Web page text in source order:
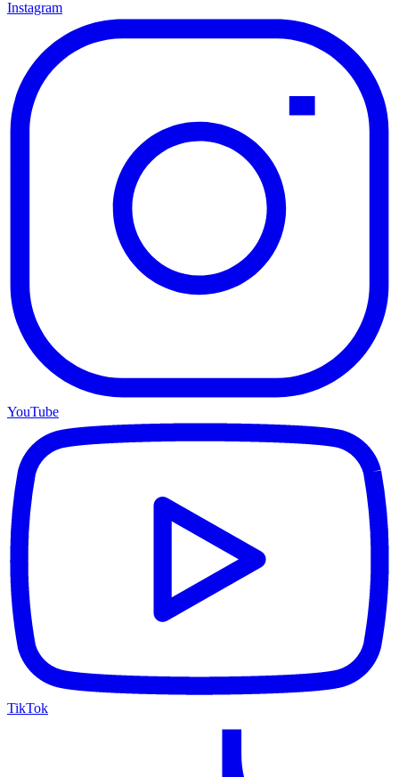
Instagram
YouTube
TikTok